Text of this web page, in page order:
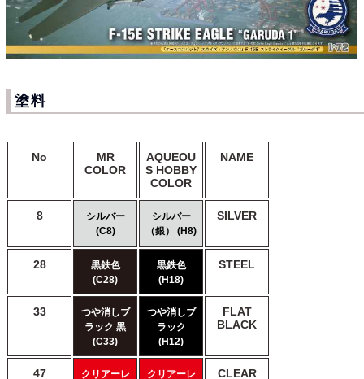
塗料
No
MR
COLOR
AQUEOU
S HOBBY
COLOR
NAME
8
シルバー
(C8)
シルバー
（銀） (H8)
SILVER
28
黒鉄色
(C28)
黒鉄色
(H18)
STEEL
33
つや消しブ
ラック 黒
(C33)
つや消しブ
ラック
(H12)
FLAT
BLACK
47
クリアーレ
クリアーレ
CLEAR